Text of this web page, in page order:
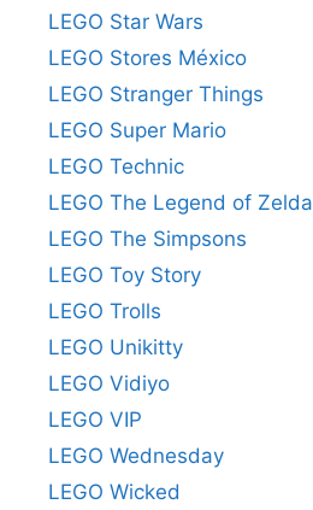
LEGO Star Wars
LEGO Stores México
LEGO Stranger Things
LEGO Super Mario
LEGO Technic
LEGO The Legend of Zelda
LEGO The Simpsons
LEGO Toy Story
LEGO Trolls
LEGO Unikitty
LEGO Vidiyo
LEGO VIP
LEGO Wednesday
LEGO Wicked